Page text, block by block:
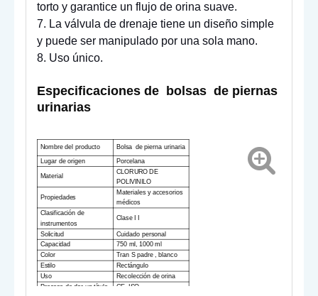
torto y garantice un flujo de orina suave.
7. La válvula de drenaje tiene un diseño simple
y puede ser manipulado por una sola mano.
8. Uso único.
Especificaciones de bolsas de piernas
urinarias
Nombre del producto Bolsa de pierna urinaria
Lugar de origen
Porcelana
Material
CLORURO DE
POLIVINILO
Propiedades
Materiales y accesorios
médicos
Clasificación de
instrumentos
Clase I
Solicitud
Cuidado personal
Capacidad
750 ml, 1000 ml
Color
Tran S padre, blanco
Estilo
Rectángulo
Uso
Recolección de orina
Proceso de dar un título CE, ISO